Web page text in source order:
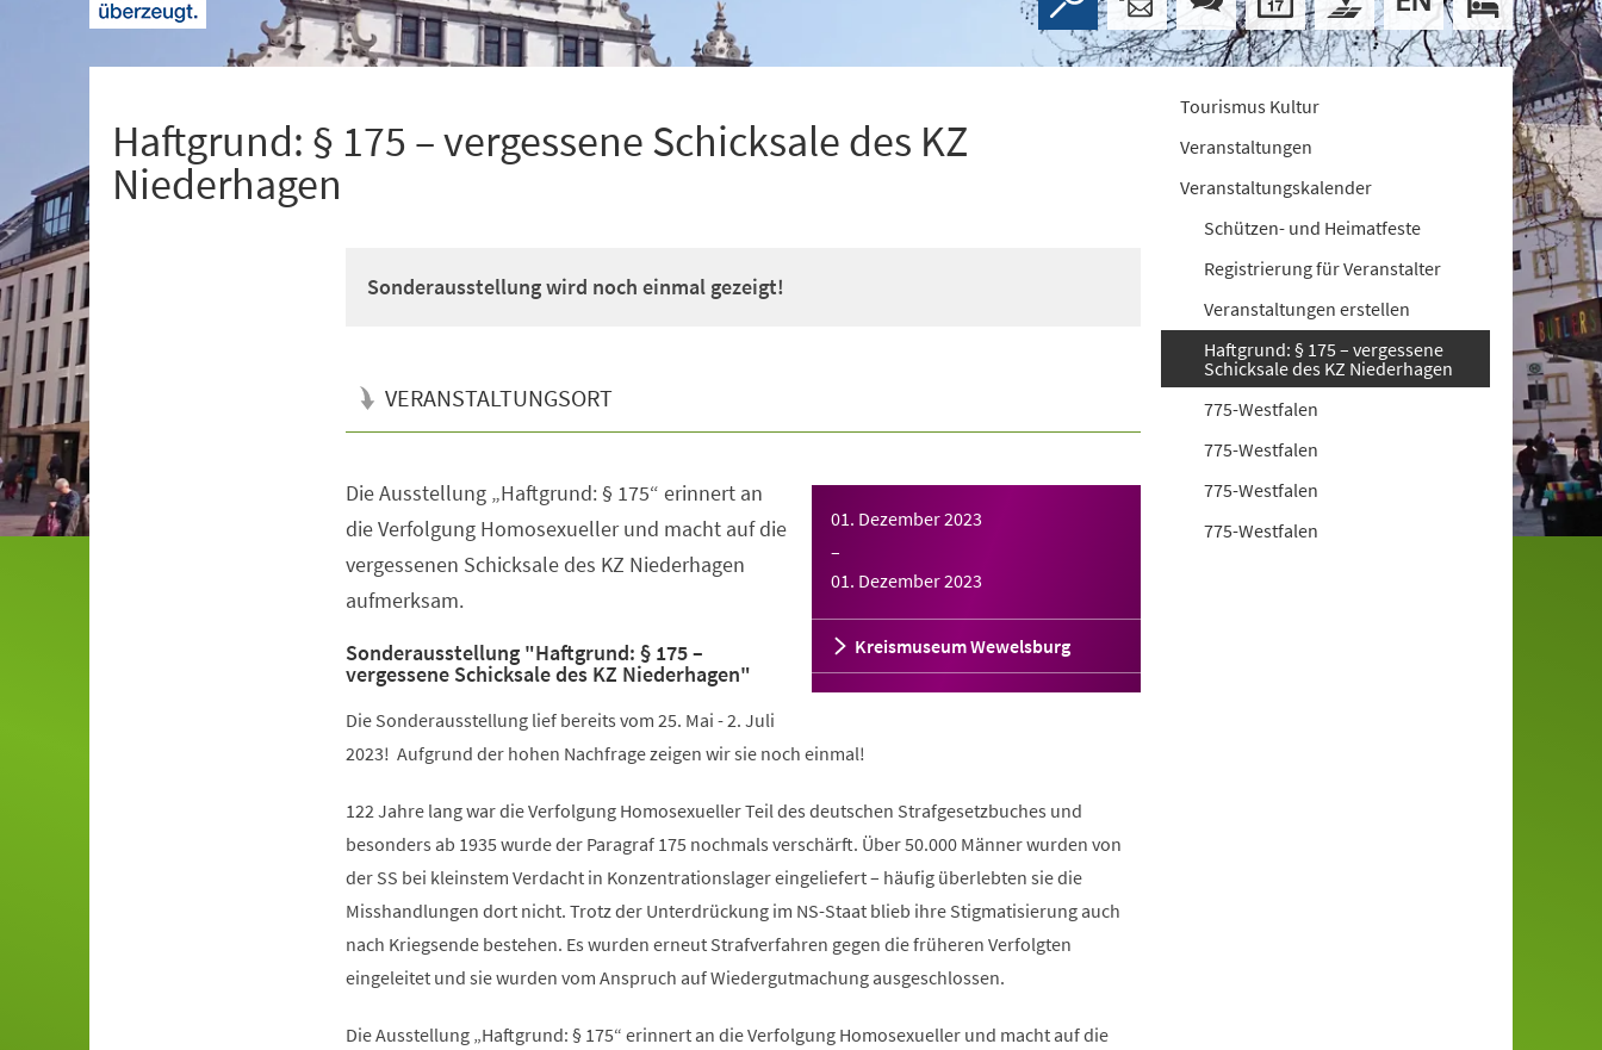
Haftgrund: § 175 – vergessene Schicksale des KZ
Niederhagen
Sonderausstellung wird noch einmal gezeigt!
VERANSTALTUNGSORT
01. Dezember 2023
–
01. Dezember 2023
Kreismuseum Wewelsburg
Die Ausstellung „Haftgrund: § 175“ erinnert an
die Verfolgung Homosexueller und macht auf die
vergessenen Schicksale des KZ Niederhagen
aufmerksam.
Sonderausstellung "Haftgrund: § 175 –
vergessene Schicksale des KZ Niederhagen"
Die Sonderausstellung lief bereits vom 25. Mai - 2. Juli
2023! Aufgrund der hohen Nachfrage zeigen wir sie noch einmal!
122 Jahre lang war die Verfolgung Homosexueller Teil des deutschen Strafgesetzbuches und
besonders ab 1935 wurde der Paragraf 175 nochmals verschärft. Über 50.000 Männer wurden von
der SS bei kleinstem Verdacht in Konzentrationslager eingeliefert – häufig überlebten sie die
Misshandlungen dort nicht. Trotz der Unterdrückung im NS-Staat blieb ihre Stigmatisierung auch
nach Kriegsende bestehen. Es wurden erneut Strafverfahren gegen die früheren Verfolgten
eingeleitet und sie wurden vom Anspruch auf Wiedergutmachung ausgeschlossen.
Die Ausstellung „Haftgrund: § 175“ erinnert an die Verfolgung Homosexueller und macht auf die
Tourismus Kultur
Veranstaltungen
Veranstaltungskalender
Schützen- und Heimatfeste
Registrierung für Veranstalter
Veranstaltungen erstellen
Haftgrund: § 175 – vergessene
Schicksale des KZ Niederhagen
775-Westfalen
775-Westfalen
775-Westfalen
775-Westfalen